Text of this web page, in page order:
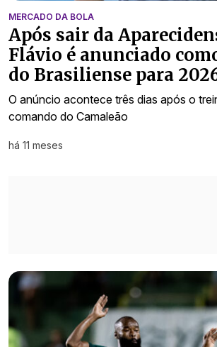
MERCADO DA BOLA
Após sair da
Flávio é anunciado
do Brasiliense para
O anúncio acontece três dias após o
comando do Camaleão
há 11 meses